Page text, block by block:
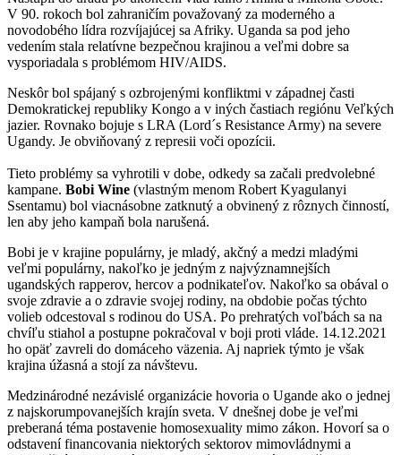
V 90. rokoch bol zahraničím považovaný za moderného a
novodobého lídra rozvíjajúcej sa Afriky. Uganda sa pod jeho
vedením stala relatívne bezpečnou krajinou a veľmi dobre sa
vysporiadala s problémom HIV/AIDS.
Neskôr bol spájaný s ozbrojenými konfliktmi v západnej časti
Demokratickej republiky Kongo a v iných častiach regiónu Veľkých
jazier. Rovnako bojuje s LRA (Lord´s Resistance Army) na severe
Ugandy. Je obviňovaný z represii voči opozícii.
Tieto problémy sa vyhrotili v dobe, odkedy sa začali predvolebné
kampane. Bobi Wine (vlastným menom Robert Kyagulanyi
Ssentamu) bol viacnásobne zatknutý a obvinený z rôznych činností,
len aby jeho kampaň bola narušená.
Bobi je v krajine populárny, je mladý, akčný a medzi mladými
veľmi populárny, nakoľko je jedným z najvýznamnejších
ugandských rapperov, hercov a podnikateľov. Nakoľko sa obával o
svoje zdravie a o zdravie svojej rodiny, na obdobie počas týchto
volieb odcestoval s rodinou do USA. Po prehratých voľbách sa na
chvíľu stiahol a postupne pokračoval v boji proti vláde. 14.12.2021
ho opäť zavreli do domáceho väzenia. Aj napriek týmto je však
krajina úžasná a stojí za návštevu.
Medzinárodné nezávislé organizácie hovoria o Ugande ako o jednej
z najskorumpovanejších krajín sveta. V dnešnej dobe je veľmi
preberaná téma postavenie homosexuality mimo zákon. Hovorí sa o
odstavení financovania niektorých sektorov mimovládnymi a